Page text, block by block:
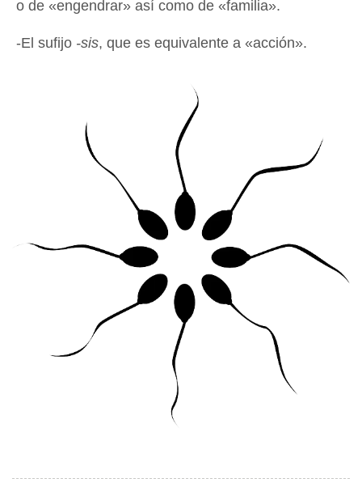
o de «engendrar» así como de «familia».
-El sufijo -sis, que es equivalente a «acción».